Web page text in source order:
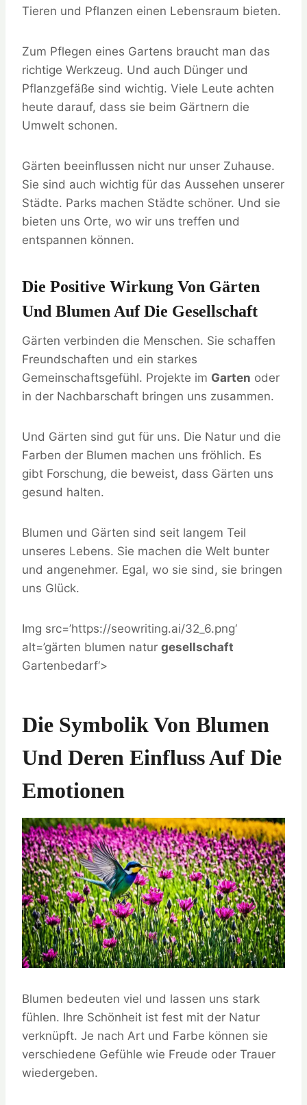
Tieren und Pflanzen einen Lebensraum bieten.
Zum Pflegen eines Gartens braucht man das
richtige Werkzeug. Und auch Dünger und
Pflanzgefäße sind wichtig. Viele Leute achten
heute darauf, dass sie beim Gärtnern die
Umwelt schonen.
Gärten beeinflussen nicht nur unser Zuhause.
Sie sind auch wichtig für das Aussehen unserer
Städte. Parks machen Städte schöner. Und sie
bieten uns Orte, wo wir uns treffen und
entspannen können.
Die Positive Wirkung Von Gärten
Und Blumen Auf Die Gesellschaft
Gärten verbinden die Menschen. Sie schaffen
Freundschaften und ein starkes
Gemeinschaftsgefühl. Projekte im Garten oder
in der Nachbarschaft bringen uns zusammen.
Und Gärten sind gut für uns. Die Natur und die
Farben der Blumen machen uns fröhlich. Es
gibt Forschung, die beweist, dass Gärten uns
gesund halten.
Blumen und Gärten sind seit langem Teil
unseres Lebens. Sie machen die Welt bunter
und angenehmer. Egal, wo sie sind, sie bringen
uns Glück.
Img src=’https://seowriting.ai/32_6.png‘
alt=’gärten blumen natur gesellschaft
Gartenbedarf‘>
Die Symbolik Von Blumen
Und Deren Einfluss Auf Die
Emotionen
Blumen bedeuten viel und lassen uns stark
fühlen. Ihre Schönheit ist fest mit der Natur
verknüpft. Je nach Art und Farbe können sie
verschiedene Gefühle wie Freude oder Trauer
wiedergeben.